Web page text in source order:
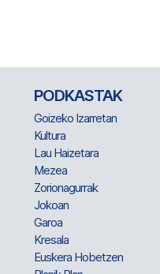
PODKASTAK
Goizeko Izarretan
Kultura
Lau Haizetara
Mezea
Zorionagurrak
Jokoan
Garoa
Kresala
Euskera Hobetzen